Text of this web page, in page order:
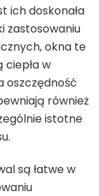
ich doskonała
zastosowaniu
okna te
w
oszczędność
również
istotne
są łatwe w